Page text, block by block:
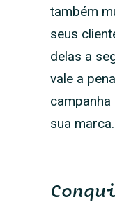
também
seus
delas a
vale a
sua marca.